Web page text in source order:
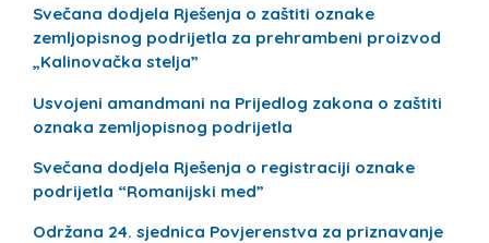
Svečana dodjela Rješenja o zaštiti oznake
zemljopisnog podrijetla za prehrambeni proizvod
„Kalinovačka stelja”
Usvojeni amandmani na Prijedlog zakona o zaštiti
oznaka zemljopisnog podrijetla
Svečana dodjela Rješenja o registraciji oznake
podrijetla “Romanijski med”
Održana 24. sjednica Povjerenstva za priznavanje